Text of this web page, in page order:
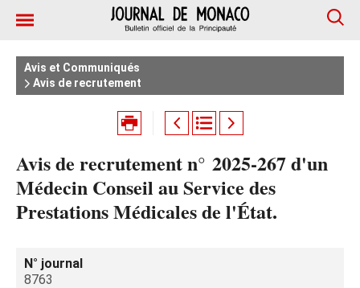
Avis et Communiqués
Avis de recrutement
Avis de recrutement n° 2025‑267 d'un
Médecin Conseil au Service des
Prestations Médicales de l'État.
N° journal
8763